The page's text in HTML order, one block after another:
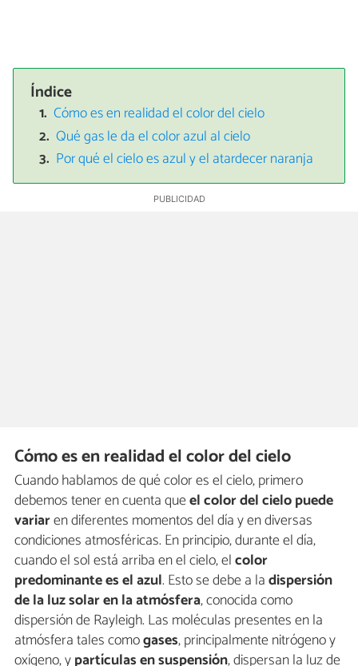
Índice
Cómo es en realidad el color del cielo
Qué gas le da el color azul al cielo
Por qué el cielo es azul y el atardecer naranja
Cómo es en realidad el color del cielo
Cuando hablamos de qué color es el cielo, primero
debemos tener en cuenta queel color del cielo puede
variaren diferentes momentos del día y en diversas
condiciones atmosféricas. En principio, durante el día,
cuando el sol está arriba en el cielo, elcolor
predominante es el azul. Esto se debe a ladispersión
de la luz solar en la atmósfera, conocida como
dispersión de Rayleigh. Las moléculas presentes en la
atmósfera tales comogases, principalmente nitrógeno y
oxígeno, ypartículas en suspensión, dispersan la luz de